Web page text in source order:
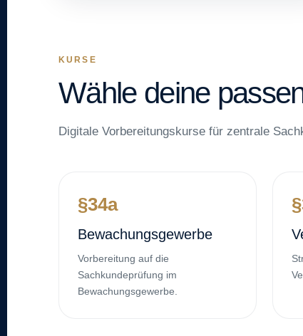
KURSE
Wähle deine
Digitale Vorbereitungskurse für zentrale
§34a
Bewachungsgewerbe
Vorbereitung auf die
Sachkundeprüfung im
Bewachungsgewerbe.